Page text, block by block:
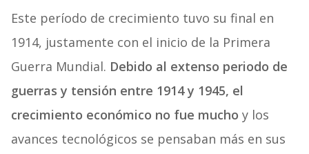
Este período de crecimiento tuvo su final en
1914, justamente con el inicio de la Primera
Guerra Mundial. Debido al extenso periodo de
guerras y tensión entre 1914 y 1945, el
crecimiento económico no fue mucho y los
avances tecnológicos se pensaban más en sus